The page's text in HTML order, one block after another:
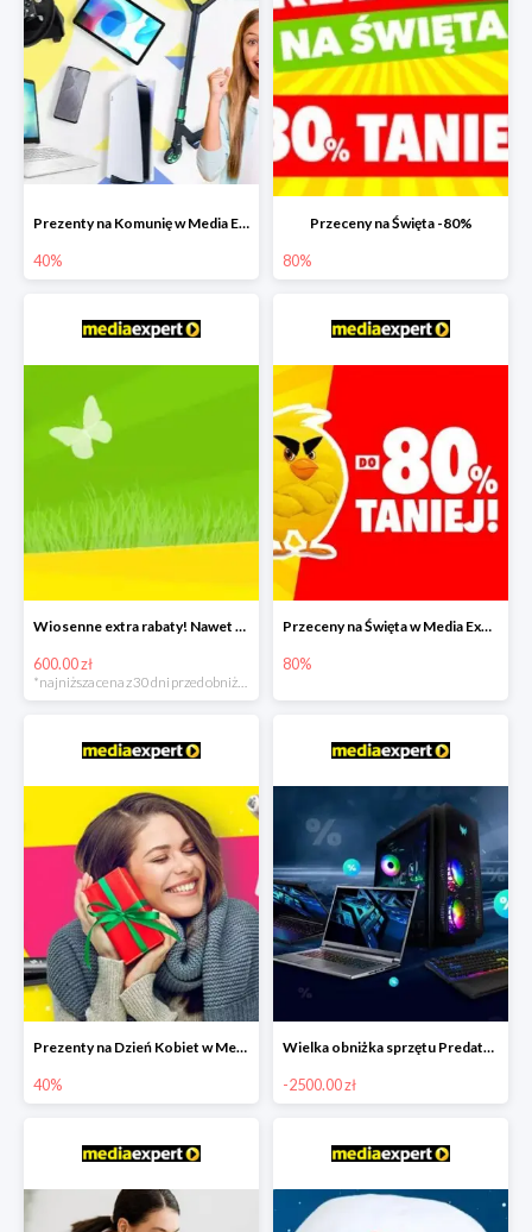
Prezenty na Komunię w Media Expert do -40%
40%
Przeceny na Święta -80%
80%
Wiosenne extra rabaty! Nawet 600zł taniej!
600.00 zł
Przeceny na Święta w Media Expert do -80%
80%
Prezenty na Dzień Kobiet w Media Expert do -40%
40%
Wielka obniżka sprzętu Predator w Media Expert - rabaty do -2500zł
-2500.00 zł